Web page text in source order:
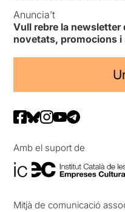
Anuncia’t
Vull rebre la newsletter
novetats, promocions i
Amb el suport de
Mitjà de comunicació